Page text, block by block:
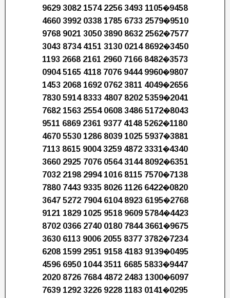
9629 3082 1574 2256 3493 1105�9458
4660 3992 0338 1785 6733 2579�9510
9768 9021 3050 3890 8632 2562�7577
3043 8734 4151 3130 0214 8692�3450
1193 2668 2161 2960 7166 8482�3573
0904 5165 4118 7076 9444 9960�9807
1453 2068 1692 0762 3811 4049�2656
7830 5914 8333 4807 8202 5359�2041
7682 1563 2554 0608 3486 5172�8043
9511 6869 2361 9377 4148 5262�1180
4670 5530 1286 8039 1025 5937�3881
7113 8615 9004 3259 4872 3331�4340
3660 2925 7076 0564 3144 8092�6351
7032 2198 2994 1016 8115 7570�7138
7880 7443 9335 8026 1126 6422�0820
3647 5272 7904 6104 8923 6195�2768
9121 1829 1025 9518 9609 5784�4423
8702 0366 2740 0180 7844 3661�9675
3630 6113 9006 2055 8377 3782�7234
6208 1599 2951 9158 4183 9139�0495
4596 6950 1044 3511 6685 5833�9447
2020 8726 7684 4872 2483 1300�6097
7639 1292 3226 9228 1183 0141�0295